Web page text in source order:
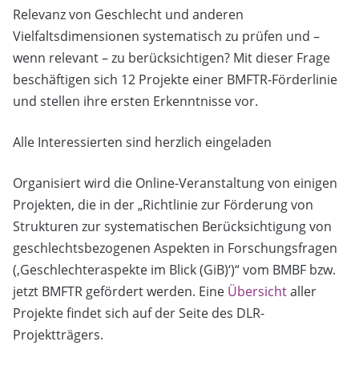
Relevanz von Geschlecht und anderen
Vielfaltsdimensionen systematisch zu prüfen und –
wenn relevant – zu berücksichtigen? Mit dieser Frage
beschäftigen sich 12 Projekte einer BMFTR-Förderlinie
und stellen ihre ersten Erkenntnisse vor.
Alle Interessierten sind herzlich eingeladen
Organisiert wird die Online-Veranstaltung von einigen
Projekten, die in der „Richtlinie zur Förderung von
Strukturen zur systematischen Berücksichtigung von
geschlechtsbezogenen Aspekten in Forschungsfragen
(‚Geschlechteraspekte im Blick (GiB)‘)“ vom BMBF bzw.
jetzt BMFTR gefördert werden. Eine Übersichtaller
Projekte findet sich auf der Seite des DLR-
Projektträgers.